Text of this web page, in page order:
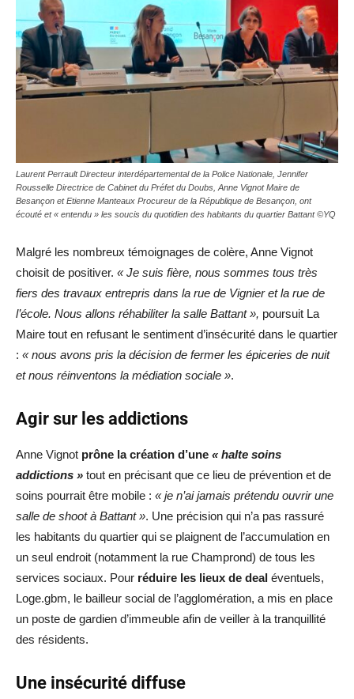
Laurent Perrault Directeur interdépartemental de la Police Nationale, Jennifer
Rousselle Directrice de Cabinet du Préfet du Doubs, Anne Vignot Maire de
Besançon et Etienne Manteaux Procureur de la République de Besançon, ont
écouté et « entendu » les soucis du quotidien des habitants du quartier Battant ©YQ
Malgré les nombreux témoignages de colère, Anne Vignot
choisit de positiver. « Je suis fière, nous sommes tous très
fiers des travaux entrepris dans la rue de Vignier et la rue de
l’école. Nous allons réhabiliter la salle Battant », poursuit La
Maire tout en refusant le sentiment d’insécurité dans le quartier
: « nous avons pris la décision de fermer les épiceries de nuit
et nous réinventons la médiation sociale ».
Agir sur les addictions
Anne Vignot prône la création d’une « halte soins
addictions » tout en précisant que ce lieu de prévention et de
soins pourrait être mobile : « je n’ai jamais prétendu ouvrir une
salle de shoot à Battant ». Une précision qui n’a pas rassuré
les habitants du quartier qui se plaignent de l’accumulation en
un seul endroit (notamment la rue Champrond) de tous les
services sociaux. Pour réduire les lieux de deal éventuels,
Loge.gbm, le bailleur social de l’agglomération, a mis en place
un poste de gardien d’immeuble afin de veiller à la tranquillité
des résidents.
Une insécurité diffuse